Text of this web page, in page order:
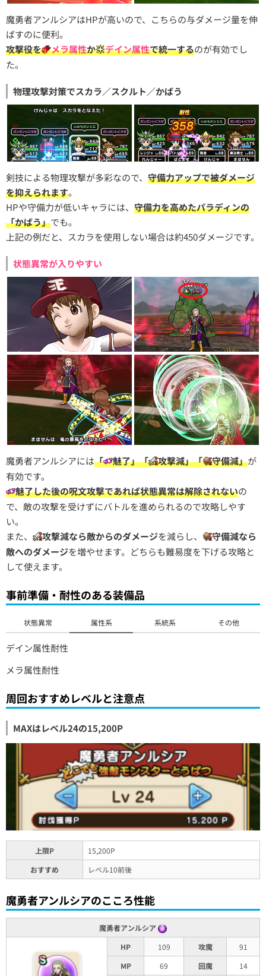
魔勇者アンルシアはHPが高いので、こちらの与ダメージ量を伸
ばすのに便利。
攻撃役を
メラ属性か デイン属性で統一するのが有効でし
た。
物理攻撃対策でスカラ／スクルト／かばう
剣技による物理攻撃が多彩なので、 守備力アップで被ダメージ
を抑えられます。
HPや守備力が低いキャラには、 守備力を高めたパラディンの
「かばう」でも。
上記の例だと、スカラを使用しない場合は約450ダメージです。
状態異常が入りやすい
魔勇者アンルシアには「 魅了」「 攻撃減」「 守備減」が
有効です。
魅了した後の呪文攻撃であれば状態異常は解除されないの
で、敵の攻撃を受けずにバトルを進められるので攻略しやす
い。
また、
攻撃減なら敵からのダメージを減らし、
守備減なら
敵へのダメージを増やせます。どちらも難易度を下げる攻略と
して使えます。
事前準備・耐性のある装備品
状態異常 属性系 系統系 その他
デイン属性耐性
メラ属性耐性
周回おすすめレベルと注意点
MAXはレベル24の15,200P
上限P
15,200P
おすすめ
レベル10前後
魔勇者アンルシアのこころ性能
魔勇者アンルシア
HP
109 攻魔
91
MP
69 回魔 14